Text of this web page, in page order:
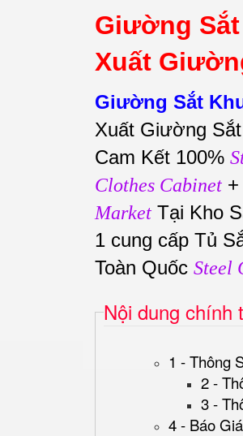
Giường Sắt
Xuất
Giường Sắt
Xuất Giường Sắt
Cam Kết 100%
Clothes Cabinet
Market Tại Kho
1 cung cấp Tủ
Toàn Quốc Steel
Nội dung chính
1 - Thông
2 -
3 -
4 - Báo